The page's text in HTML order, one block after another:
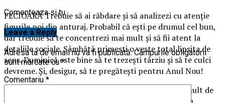
FECIOARĂ Trebuie să ai răbdare şi să analizezi cu atenţie
figurile noi din anturaj. Probabil că eşti pe drumul cel bun,
dar trebuie să te concentrezi mai mult şi să fii atent la
detaliile sociale. Sâmbătă primesti o veste total lipsita de
sens. Duminică este bine să te trezeşti târziu şi să te culci
devreme. Şi, desigur, să te pregăteşti pentru Anul Nou!
BALANŢĂ Astăzi realizezi că anul care vine ai mai mult de
Comenteaza si tu
Leave a Reply
Adresa ta de email nu va fi publicată. Câmpurile obligatorii
sunt marcate cu*
Comentariu *